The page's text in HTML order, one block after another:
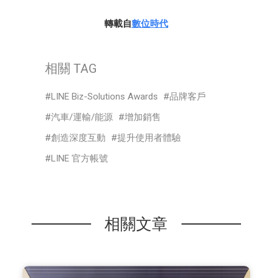
轉載自數位時代
相關 TAG
LINE Biz-Solutions Awards
品牌客戶
汽車/運輸/能源
增加銷售
創造深度互動
提升使用者體驗
LINE 官方帳號
相關文章